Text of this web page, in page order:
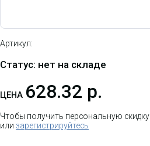
Артикул:
Статус: нет на складе
ЦЕНА 628.32 р.
Чтобы получить персональную скидку
или зарегистрируйтесь